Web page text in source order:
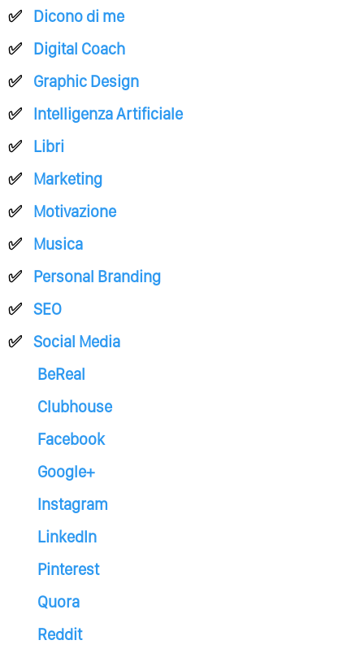
Dicono di me
Digital Coach
Graphic Design
Intelligenza Artificiale
Libri
Marketing
Motivazione
Musica
Personal Branding
SEO
Social Media
BeReal
Clubhouse
Facebook
Google+
Instagram
LinkedIn
Pinterest
Quora
Reddit